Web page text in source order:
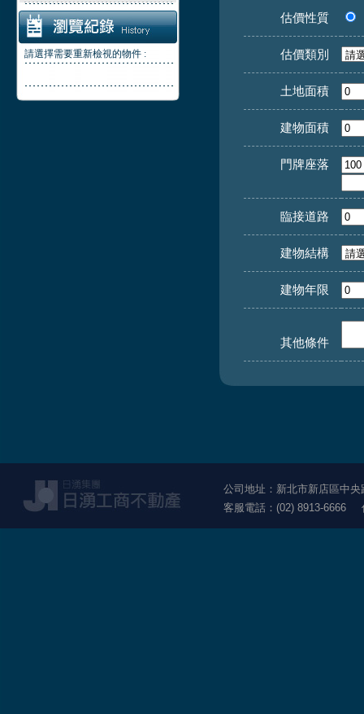
請選擇需要重新檢視的物件 :
估價性質
估價類別
土地面積
建物面積
門牌座落
臨接道路
建物結構
建物年限
其他條件
公司地址：新北市新店區中
客服電話：(02) 8913-6666